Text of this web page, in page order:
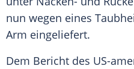
nun wegen eines
Arm eingeliefert.
Dem Bericht des US-